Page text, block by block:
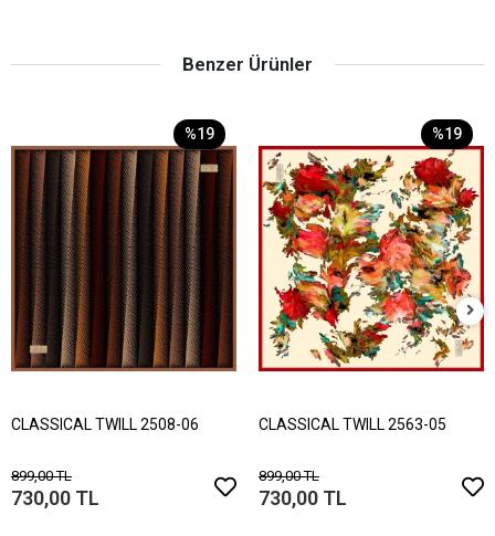
Benzer Ürünler
%19
CLASSICAL TWILL 2508-06
899,00 TL
730,00 TL
%19
CLASSICAL TWILL 2563-05
899,00 TL
730,00 TL